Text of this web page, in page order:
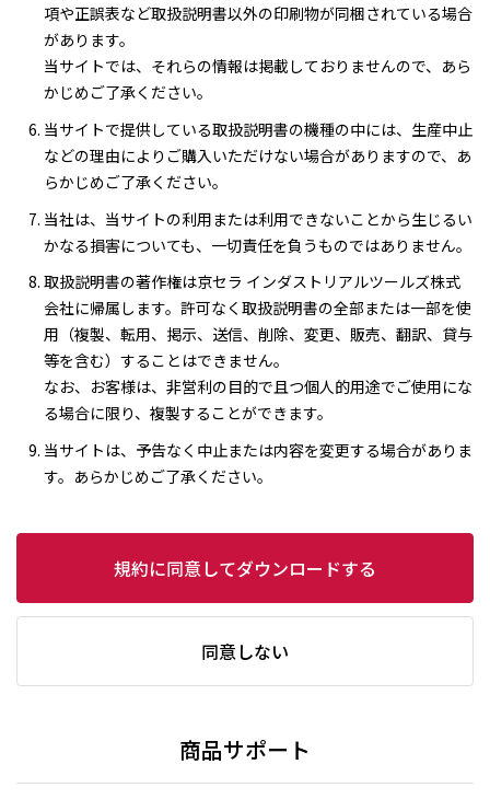
項や正誤表など取扱説明書以外の印刷物が同梱されている場合
があります。
当サイトでは、それらの情報は掲載しておりませんので、あら
かじめご了承ください。
当サイトで提供している取扱説明書の機種の中には、生産中止
などの理由によりご購入いただけない場合がありますので、あ
らかじめご了承ください。
当社は、当サイトの利用または利用できないことから生じるい
かなる損害についても、一切責任を負うものではありません。
取扱説明書の著作権は京セラ インダストリアルツールズ株式
会社に帰属します。許可なく取扱説明書の全部または一部を使
用（複製、転用、掲示、送信、削除、変更、販売、翻訳、貸与
等を含む）することはできません。
なお、お客様は、非営利の目的で且つ個人的用途でご使用にな
る場合に限り、複製することができます。
当サイトは、予告なく中止または内容を変更する場合がありま
す。あらかじめご了承ください。
規約に同意してダウンロードする
同意しない
商品サポート